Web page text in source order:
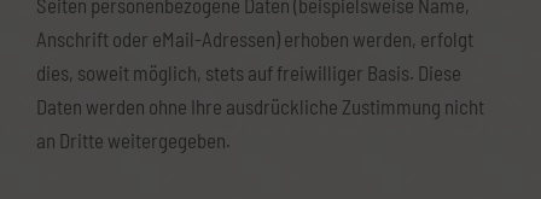
Seiten personenbezogene Daten (beispielsweise Name,
Anschrift oder eMail-Adressen) erhoben werden, erfolgt
dies, soweit möglich, stets auf freiwilliger Basis. Diese
Daten werden ohne Ihre ausdrückliche Zustimmung nicht
an Dritte weitergegeben.